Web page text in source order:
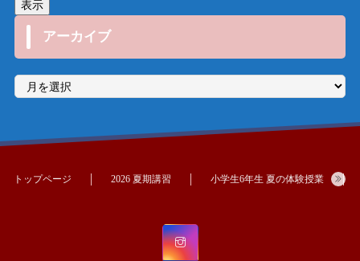
アーカイブ
ア
カ
トップページ 2026 夏期講習 小学生6年生 夏の体験授業